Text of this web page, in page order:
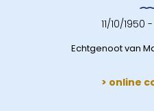
11/10/1950
Echtgenoot van
> online